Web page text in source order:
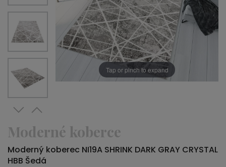
Tap or pinch to expand
Moderné koberce
Moderný koberec NI19A SHRINK DARK GRAY CRYSTAL
HBB Šedá